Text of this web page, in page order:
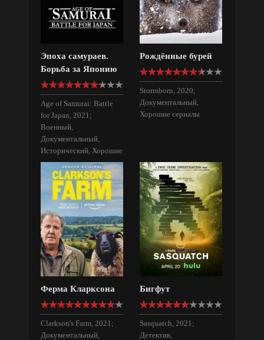
Эпоха самураев.
Борьба за Японию
Age of Samurai: Battle
for Japan, 2021;
Военный,
Документальный,
Исторический, Хорошие
сериалы
Рождённые бурей
Stormborn, 2020;
Документальный,
Хорошие сериалы
Ферма Кларксона
Clarkson's Farm, 2021;
Документальный,
Бигфут
Sasquatch, 2021;
Детектив,